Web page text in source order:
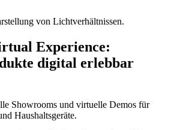
von Lichtverhältnissen.
Experience:
digital erlebbar
Showrooms und virtuelle Demos für
Haushaltsgeräte.